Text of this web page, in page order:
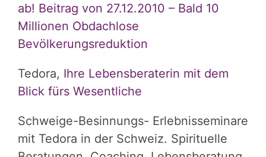
ab! Beitrag von 27.12.2010 – Bald 10
Millionen Obdachlose
Bevölkerungsreduktion
Tedora, Ihre Lebensberaterin mit dem
Blick fürs Wesentliche
Schweige-Besinnungs- Erlebnisseminare
mit Tedora in der Schweiz. Spirituelle